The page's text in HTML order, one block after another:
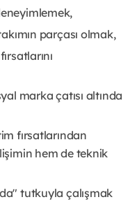
parçası olmak,
marka çatısı altında
fırsatlarından
hem de teknik
tutkuyla çalışmak